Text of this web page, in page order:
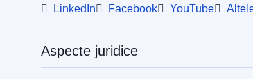
LinkedIn Facebook YouTube
Aspecte juridice